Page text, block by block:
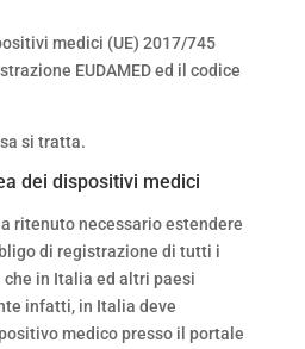
medici (UE) 2017/745
EUDAMED ed il codice
si tratta.
dei dispositivi medici
ritenuto necessario estendere
di registrazione di tutti i
in Italia ed altri paesi
infatti, in Italia deve
medico presso il portale